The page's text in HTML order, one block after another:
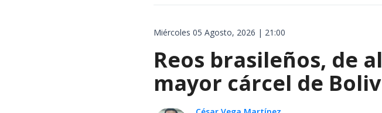
Miércoles 05 Agosto, 2026 | 21:00
Reos brasileños, de
mayor cárcel de